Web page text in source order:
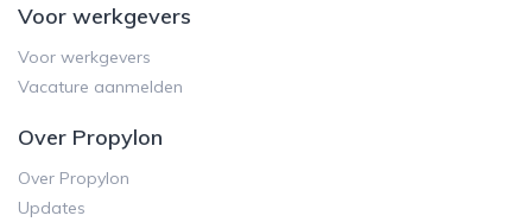
Voor werkgevers
Voor werkgevers
Vacature aanmelden
Over Propylon
Over Propylon
Updates